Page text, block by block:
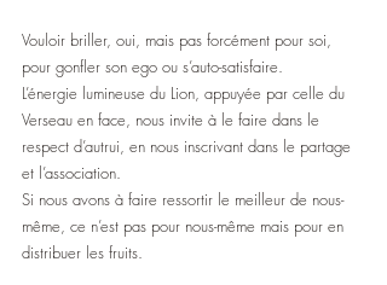
Vouloir briller, oui, mais pas forcément pour soi,
pour gonfler son ego ou s’auto-satisfaire.
L’énergie lumineuse du Lion, appuyée par celle du
Verseau en face, nous invite à le faire dans le
respect d’autrui, en nous inscrivant dans le partage
et l’association.
Si nous avons à faire ressortir le meilleur de nous-
même, ce n’est pas pour nous-même mais pour en
distribuer les fruits.